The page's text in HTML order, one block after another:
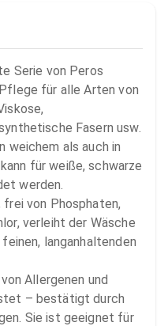
Serie von Peros
für alle Arten von
Fasern usw.
weichem als auch in
für weiße, schwarze
werden.
von Phosphaten,
verleiht der Wäsche
langanhaltenden
Allergenen und
– bestätigt durch
Sie ist geeignet für